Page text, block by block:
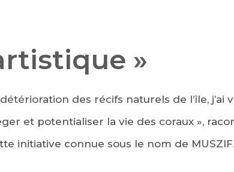
»
des récifs naturels de l’île,
et potentialiser la vie des coraux »,
initiative connue sous le nom de MUSZIF.